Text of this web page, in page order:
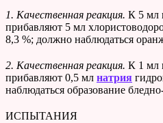
1. Качественная реакция. К 5 мл
прибавляют 5 мл
8,3 %; должно наблюдаться
2. Качественная реакция. К 1 мл
прибавляют 0,5 мл натрия
наблюдаться образование
ИСПЫТАНИЯ